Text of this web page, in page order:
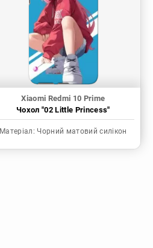
Xiaomi Redmi 10 Prime
Чохол "02 Little Princess"
Матеріал: Чорний матовий силікон